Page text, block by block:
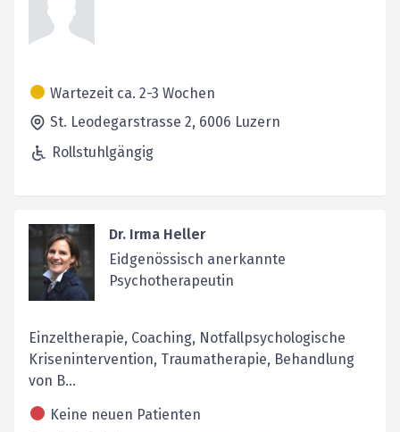
Wartezeit ca. 2-3 Wochen
St. Leodegarstrasse 2, 6006 Luzern
Rollstuhlgängig
Dr. Irma Heller
Eidgenössisch anerkannte
Psychotherapeutin
Einzeltherapie, Coaching, Notfallpsychologische
Krisenintervention, Traumatherapie, Behandlung
von B...
Keine neuen Patienten